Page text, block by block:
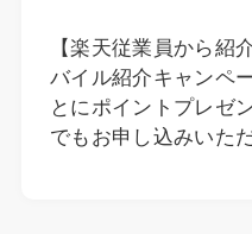
【楽天従業員から紹
バイル紹介キャンペ
とにポイントプレゼ
でもお申し込みいた